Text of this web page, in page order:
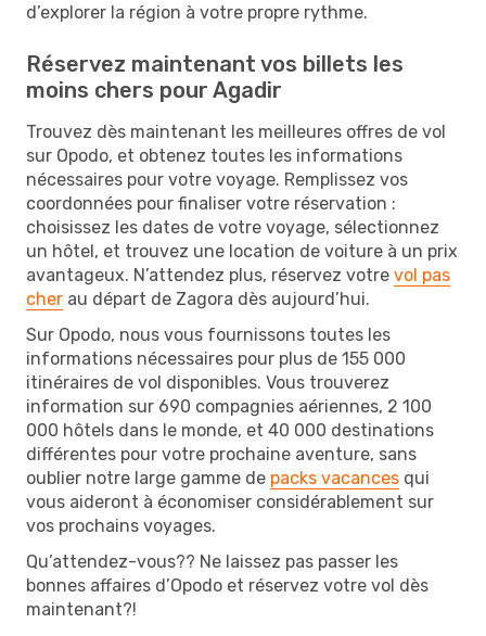
d’explorer la région à votre propre rythme.
Réservez maintenant vos billets les
moins chers pour Agadir
Trouvez dès maintenant les meilleures offres de vol
sur Opodo, et obtenez toutes les informations
nécessaires pour votre voyage. Remplissez vos
coordonnées pour finaliser votre réservation :
choisissez les dates de votre voyage, sélectionnez
un hôtel, et trouvez une location de voiture à un prix
avantageux. N’attendez plus, réservez votre vol pas
cher au départ de Zagora dès aujourd’hui.
Sur Opodo, nous vous fournissons toutes les
informations nécessaires pour plus de 155 000
itinéraires de vol disponibles. Vous trouverez
information sur 690 compagnies aériennes, 2 100
000 hôtels dans le monde, et 40 000 destinations
différentes pour votre prochaine aventure, sans
oublier notre large gamme de packs vacances qui
vous aideront à économiser considérablement sur
vos prochains voyages.
Qu’attendez-vous?? Ne laissez pas passer les
bonnes affaires d’Opodo et réservez votre vol dès
maintenant?!